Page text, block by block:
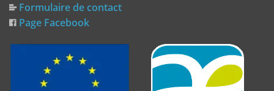
Formulaire de contact
Page Facebook